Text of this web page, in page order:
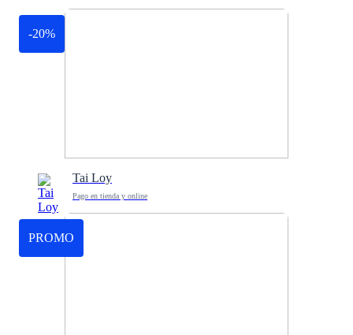
-20%
Tai Loy
Pago en tienda y online
PROMO